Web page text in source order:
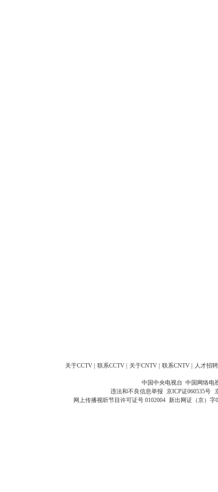
关于CCTV 联系CCTV 关于CNTV 联系CNTV 人才招聘
中国中央电视台 中国网络电
违法和不良信息举报 京ICP证060535号
网上传播视听节目许可证号 0102004 新出网证（京）